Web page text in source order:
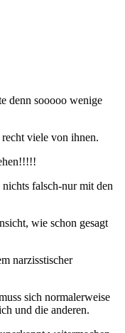
denn sooooo wenige
viele von ihnen.
falsch-nur mit den
wie schon gesagt
narzisstischer
sich normalerweise
und die anderen.